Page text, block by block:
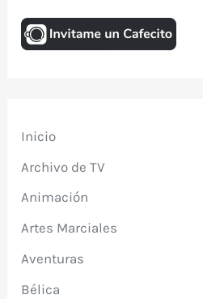
Inicio
Archivo de TV
Animación
Artes Marciales
Aventuras
Bélica